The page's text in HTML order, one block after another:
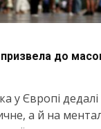
до
у Європі
а й на